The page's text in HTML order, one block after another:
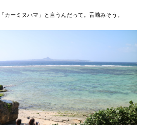
カーミヌハマ」と言うんだって。舌噛みそう。